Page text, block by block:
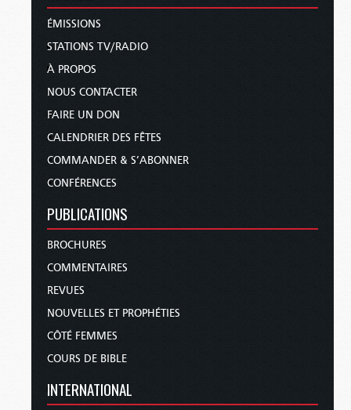
ÉMISSIONS
STATIONS TV/RADIO
À PROPOS
NOUS CONTACTER
FAIRE UN DON
CALENDRIER DES FÊTES
COMMANDER & S’ABONNER
CONFÉRENCES
PUBLICATIONS
BROCHURES
COMMENTAIRES
REVUES
NOUVELLES ET PROPHÉTIES
CÔTÉ FEMMES
COURS DE BIBLE
INTERNATIONAL